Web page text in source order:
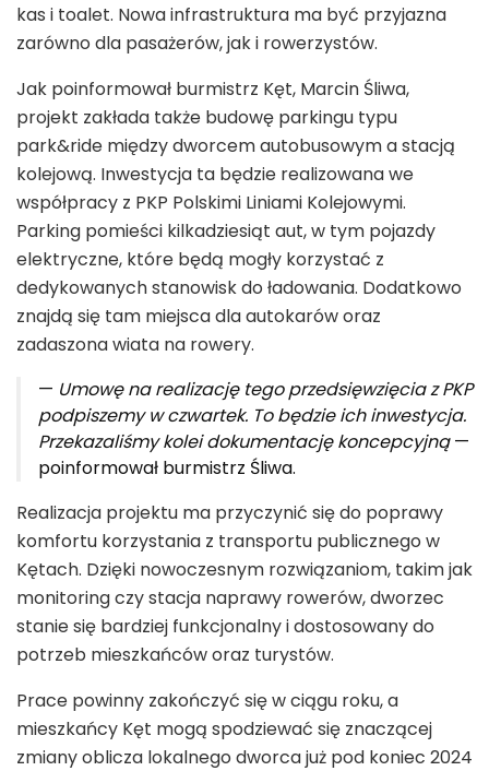
kas i toalet. Nowa infrastruktura ma być przyjazna
zarówno dla pasażerów, jak i rowerzystów.
Jak poinformował burmistrz Kęt, Marcin Śliwa,
projekt zakłada także budowę parkingu typu
park&ride między dworcem autobusowym a stacją
kolejową. Inwestycja ta będzie realizowana we
współpracy z PKP Polskimi Liniami Kolejowymi.
Parking pomieści kilkadziesiąt aut, w tym pojazdy
elektryczne, które będą mogły korzystać z
dedykowanych stanowisk do ładowania. Dodatkowo
znajdą się tam miejsca dla autokarów oraz
zadaszona wiata na rowery.
— Umowę na realizację tego przedsięwzięcia z PKP
podpiszemy w czwartek. To będzie ich inwestycja.
Przekazaliśmy kolei dokumentację koncepcyjną—
poinformował burmistrz Śliwa.
Realizacja projektu ma przyczynić się do poprawy
komfortu korzystania z transportu publicznego w
Kętach. Dzięki nowoczesnym rozwiązaniom, takim jak
monitoring czy stacja naprawy rowerów, dworzec
stanie się bardziej funkcjonalny i dostosowany do
potrzeb mieszkańców oraz turystów.
Prace powinny zakończyć się w ciągu roku, a
mieszkańcy Kęt mogą spodziewać się znaczącej
zmiany oblicza lokalnego dworca już pod koniec 2024